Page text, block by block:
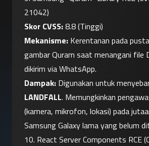
21042)
Skor CVSS: 8.8 (Tinggi)
Mekanisme: Kerentanan pada
gambar Quram saat menangani file
dikirim via WhatsApp.
Dampak:
LANDFALL. Memungkinkan
(kamera, mikrofon, lokasi) pada
Samsung Galaxy lama yang belum
10. React Server Components RCE